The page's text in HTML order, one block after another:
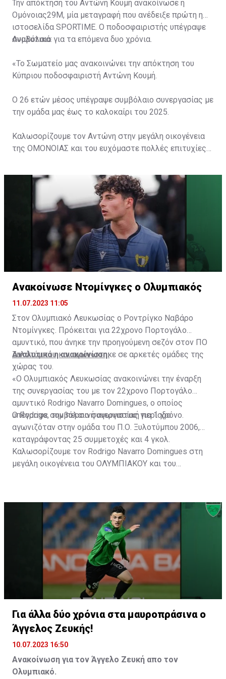
Την απόκτηση του Αντώνη Κουμή ανακοίνωσε η
Ομόνοιας29Μ, μία μεταγραφή που ανέδειξε πρώτη η
ιστοσελίδα SPORTIME . Ο ποδοσφαιριστής υπέγραψε
συμβόλαιο για τα επόμενα δυο χρόνια.
Αναλυτικά:
«Το Σωματείο μας ανακοινώνει την απόκτηση του
Κύπριου ποδοσφαιριστή Αντώνη Κουμή.
Ο 26 ετών μέσος υπέγραψε συμβόλαιο συνεργασίας με
την ομάδα μας έως το καλοκαίρι του 2025.
Καλωσορίζουμε τον Αντώνη στην μεγάλη οικογένεια
της ΟΜΟΝΟΙΑΣ και του ευχόμαστε πολλές επιτυχίες
Ανακοίνωσε Ντομίνγκες ο Ολυμπιακός
11.07.2023 11:05
Στον Ολυμπιακό Λευκωσίας ο Ροντρίγκο Ναβάρο
Ντομίνγκες. Πρόκειται για 22χρονο Πορτογάλο
αμυντικό, που άνηκε την προηγούμενη σεζόν στον ΠΟ
Ξυλοτύμπου και αγωνίστηκε σε αρκετές ομάδες της
χώρας του.
Αναλυτικά η ανακοίνωση:
«Ο Ολυμπιακός Λευκωσίας ανακοινώνει την έναρξη
της συνεργασίας του με τον 22χρονο Πορτογάλο
αμυντικό Rodrigo Navarro Domingues, ο οποίος
υπέγραψε συμβόλαιο συνεργασίας για 1 χρόνο.
Ο Rodrigo, την περσινή αγωνιστική περίοδο
αγωνιζόταν στην ομάδα του Π.Ο. Ξυλοτύμπου 2006,
καταγράφοντας 25 συμμετοχές και 4 γκολ.
Καλωσορίζουμε τον Rodrigo Navarro Domingues στη
μεγάλη οικογένεια του ΟΛΥΜΠΙΑΚΟΥ και του
Για άλλα δύο χρόνια στα μαυροπράσινα ο
Άγγελος Ζευκής!
10.07.2023 16:50
Ανακοίνωση για τον Άγγελο Ζευκή απο τον
Ολυμπιακό.